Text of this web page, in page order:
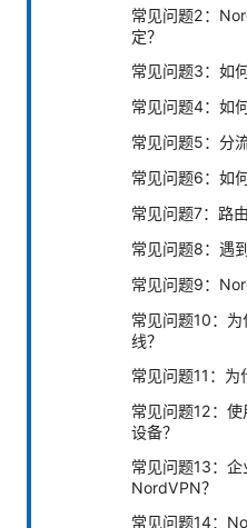
常见问题2：
定？
常见问题3：如
常见问题4：如
常见问题5：分
常见问题6：如
常见问题7：路
常见问题8：遇
常见问题9：
常见问题10：
线？
常见问题11：为
常见问题12：
设备？
常见问题13：
NordVPN？
常见问题14：